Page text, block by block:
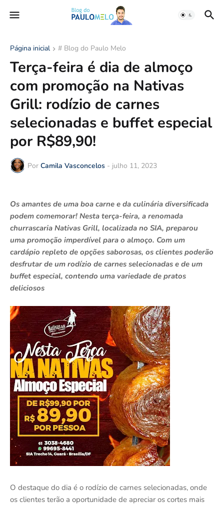
Página inicial # Blog do Paulo Melo
Terça-feira é dia de almoço
com promoção na Nativas
Grill: rodízio de carnes
selecionadas e buffet especial
por R$89,90!
Por Camila Vasconcelos - julho 11, 2023
Os amantes de uma boa carne e da culinária diversificada
podem comemorar! Nesta terça-feira, a renomada
churrascaria Nativas Grill, localizada no SIA, preparou
uma promoção imperdível para o almoço. Com um
cardápio repleto de opções saborosas, os clientes poderão
desfrutar de um rodízio de carnes selecionadas e de um
buffet especial, contendo uma variedade de pratos
deliciosos
O destaque do dia é o rodízio de carnes selecionadas, onde
os clientes terão a oportunidade de apreciar os cortes mais